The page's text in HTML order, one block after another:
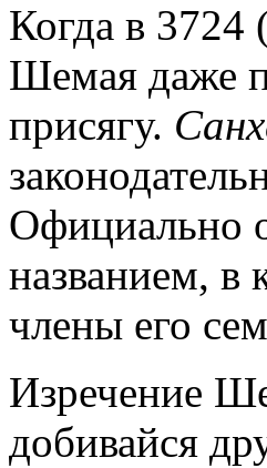
Когда в 3724
Шемая даже
присягу.
Официально
названием, в
члены его
Изречение
добивайся